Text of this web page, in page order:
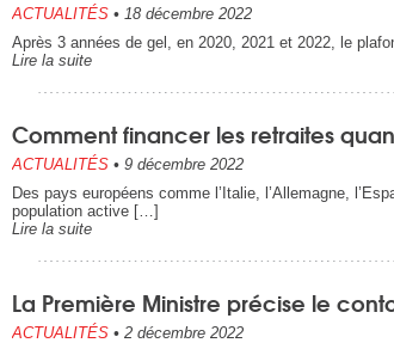
ACTUALITÉS • 18 décembre 2022
Après 3 années de gel, en 2020, 2021 et 2022, le
Lire la suite
Comment financer les retraites
ACTUALITÉS • 9 décembre 2022
Des pays européens comme l’Italie, l’Allemagne,
population active […]
Lire la suite
La Première Ministre précise le
ACTUALITÉS • 2 décembre 2022